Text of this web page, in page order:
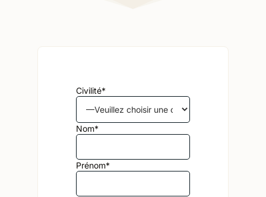
Civilité*
Nom*
Prénom*
Alternative: